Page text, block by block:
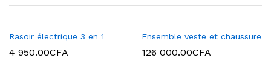
Rasoir électrique 3 en 1
4 950.00CFA
Ensemble veste et chaussure
126 000.00CFA